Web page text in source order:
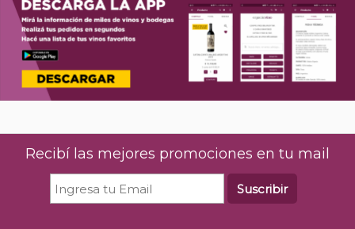
Recibí las mejores promociones en tu mail
Suscribir